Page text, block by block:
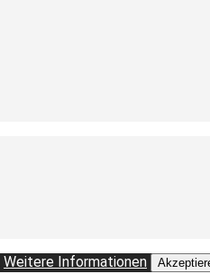
Weitere Informationen